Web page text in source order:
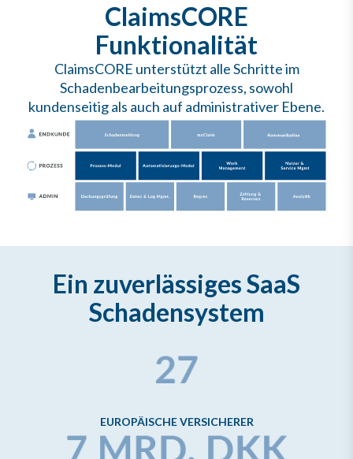
ClaimsCORE
Funktionalität
ClaimsCORE unterstützt alle Schritte im
Schadenbearbeitungsprozess, sowohl
kundenseitig als auch auf administrativer Ebene.
Ein zuverlässiges SaaS
Schadensystem
EUROPÄISCHE VERSICHERER